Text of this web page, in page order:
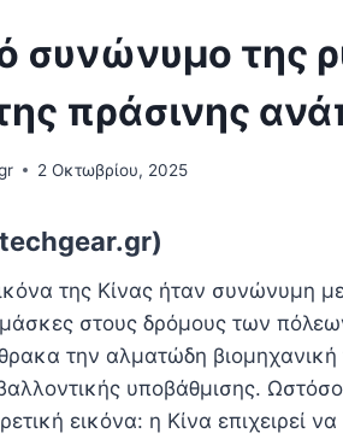
συνώνυμο της
πράσινης
2 Οκτωβρίου, 2025
της Κίνας ήταν συνώνυμη
μάσκες στους δρόμους των
την αλματώδη βιομηχανική
υποβάθμισης.
εικόνα: η Κίνα επιχειρεί